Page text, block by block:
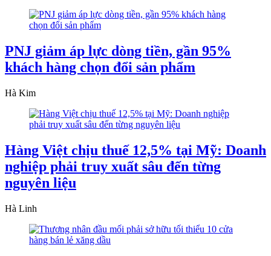
PNJ giảm áp lực dòng tiền, gần 95%
khách hàng chọn đổi sản phẩm
Hà Kim
Hàng Việt chịu thuế 12,5% tại Mỹ: Doanh
nghiệp phải truy xuất sâu đến từng
nguyên liệu
Hà Linh